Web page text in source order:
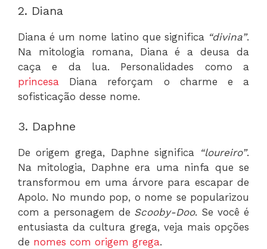
2. Diana
Diana é um nome latino que significa “divina”.
Na mitologia romana, Diana é a deusa da
caça e da lua. Personalidades como a
princesa Diana reforçam o charme e a
sofisticação desse nome.
3. Daphne
De origem grega, Daphne significa “loureiro”.
Na mitologia, Daphne era uma ninfa que se
transformou em uma árvore para escapar de
Apolo. No mundo pop, o nome se popularizou
com a personagem de Scooby-Doo. Se você é
entusiasta da cultura grega, veja mais opções
de nomes com origem grega.